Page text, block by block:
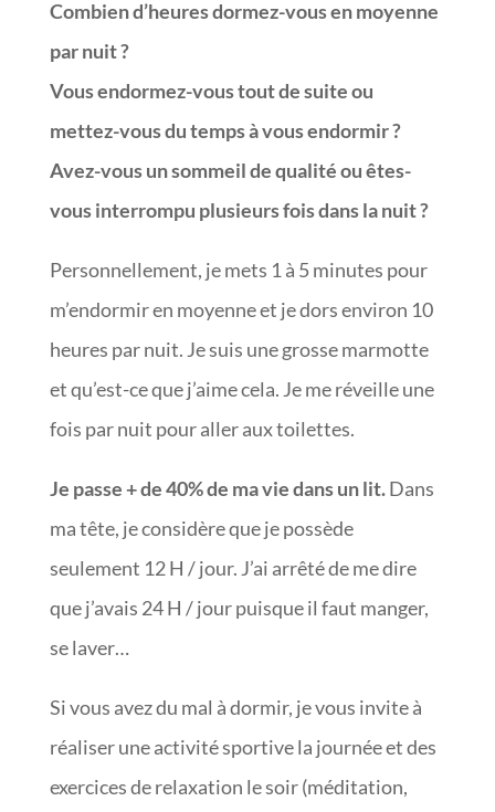
Combien d’heures dormez-vous en moyenne
par nuit ?
Vous endormez-vous tout de suite ou
mettez-vous du temps à vous endormir ?
Avez-vous un sommeil de qualité ou êtes-
vous interrompu plusieurs fois dans la nuit ?
Personnellement, je mets 1 à 5 minutes pour
m’endormir en moyenne et je dors environ 10
heures par nuit. Je suis une grosse marmotte
et qu’est-ce que j’aime cela. Je me réveille une
fois par nuit pour aller aux toilettes.
Je passe + de 40% de ma vie dans un lit.Dans
ma tête, je considère que je possède
seulement 12 H / jour. J’ai arrêté de me dire
que j’avais 24 H / jour puisque il faut manger,
se laver…
Si vous avez du mal à dormir, je vous invite à
réaliser une activité sportive la journée et des
exercices de relaxation le soir (méditation,